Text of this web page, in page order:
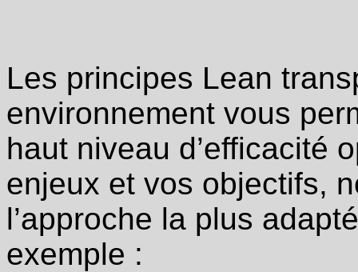
Les principes Lean
environnement vous
haut niveau d’efficacité
enjeux et vos objectifs,
l’approche la plus
exemple :